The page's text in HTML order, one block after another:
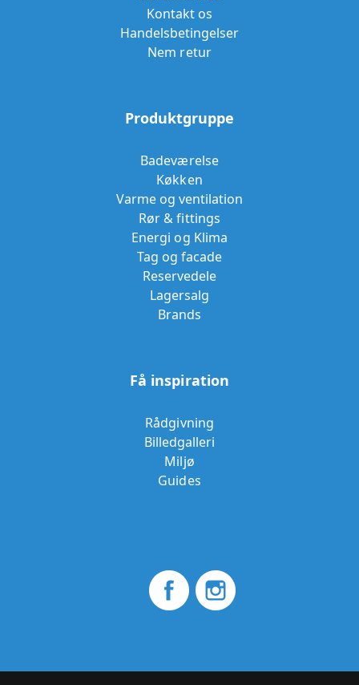
Kontakt os
Handelsbetingelser
Nem retur
Produktgruppe
Badeværelse
Køkken
Varme og ventilation
Rør & fittings
Energi og Klima
Tag og facade
Reservedele
Lagersalg
Brands
Få inspiration
Rådgivning
Billedgalleri
Miljø
Guides